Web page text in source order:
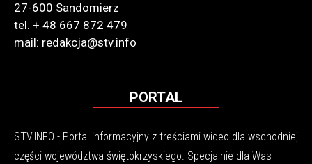
27-600 Sandomierz
tel. + 48 667 872 479
mail: redakcja@stv.info
PORTAL
STV.INFO - Portal informacyjny z treściami wideo dla wschodniej
części województwa świętokrzyskiego. Specjalnie dla Was